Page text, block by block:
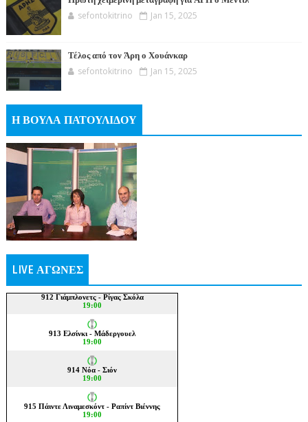
sefontokitrino Jan 15, 2025
Τέλος από τον Άρη ο Χουάνκαρ
sefontokitrino Jan 15, 2025
Η ΒΟΥΛΑ ΠΑΤΟΥΛΙΔΟΥ
LIVE ΑΓΩΝΕΣ